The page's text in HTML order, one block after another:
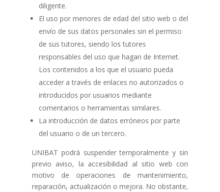
diligente.
El uso por menores de edad del sitio web o del
envío de sus datos personales sin el permiso
de sus tutores, siendo los tutores
responsables del uso que hagan de Internet.
Los contenidos a los que el usuario pueda
acceder a través de enlaces no autorizados o
introducidos por usuarios mediante
comentarios o herramientas similares.
La introducción de datos erróneos por parte
del usuario o de un tercero.
UNIBAT podrá suspender temporalmente y sin
previo aviso, la accesibilidad al sitio web con
motivo de operaciones de mantenimiento,
reparación, actualización o mejora. No obstante,